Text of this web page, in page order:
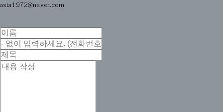
asia1972@naver.com